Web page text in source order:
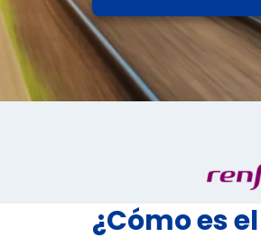
¿Cómo es